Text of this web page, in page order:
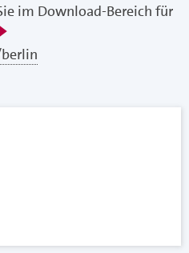
im Download-Bereich für